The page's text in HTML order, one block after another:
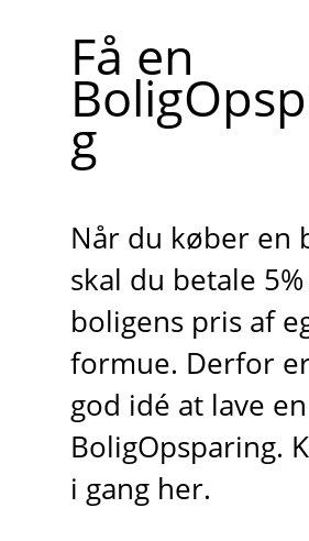
Få en
g
Når du køber en
skal du betale
boligens pris af
formue. Derfor
god idé at lave en
BoligOpsparing.
i gang her.